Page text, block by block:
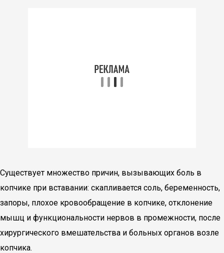
Существует множество причин, вызывающих боль в
копчике при вставании: скапливается соль, беременность,
запоры, плохое кровообращение в копчике, отклонение
мышц и функциональности нервов в промежности, после
хирургического вмешательства и больных органов возле
копчика.